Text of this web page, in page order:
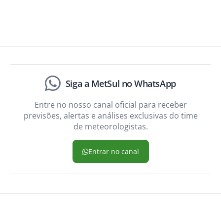
Siga a MetSul no WhatsApp
Entre no nosso canal oficial para receber
previsões, alertas e análises exclusivas do time
de meteorologistas.
Entrar no canal